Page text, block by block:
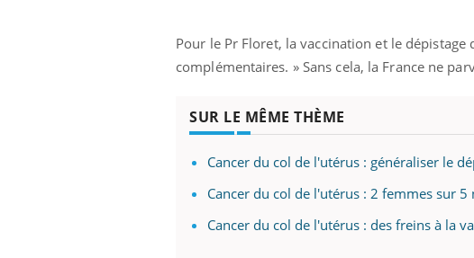
Pour le Pr Floret, la vaccination et le
complémentaires. » Sans cela, la France ne
SUR LE MÊME THÈME
Cancer du col de l'utérus : généraliser le
Cancer du col de l'utérus : 2 femmes sur
Cancer du col de l'utérus : des freins à la